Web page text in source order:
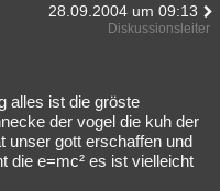
28.09.2004 um 09:13
Diskussionsleiter
alles ist die gröste
der vogel die kuh der
unser gott erschaffen und
die e=mc² es ist vielleicht